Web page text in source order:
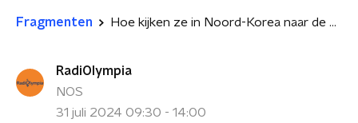
Fragmenten Hoe kijken ze in Noord-Korea naar de Olympische Spelen?
RadiOlympia
NOS
31 juli 2024 09:30 - 14:00